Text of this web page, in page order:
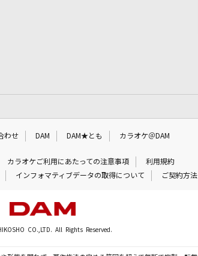
わせ DAM DAM★とも カラオケ＠DAM
カラオケご利用にあたっての注意事項
利用規約
インフォマティブデータの取得について ご契約方法
CO.,LTD. All Rights Reserved.